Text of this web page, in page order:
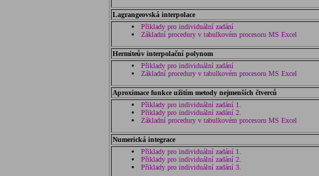
Lagrangeovská interpolace
Přiklady pro individuální zadání
Základní procedury v tabulkovém procesoru MS Excel
Hermiteův interpolační polynom
Přiklady pro individuální zadání
Základní procedury v tabulkovém procesoru MS Excel
Aproximace funkce užitím metody nejmenších čtverců
Přiklady pro individuální zadání 1.
Přiklady pro individuální zadání 2.
Základní procedury v tabulkovém procesoru MS Excel
Numerická integrace
Přiklady pro individuální zadání 1.
Přiklady pro individuální zadání 2.
Přiklady pro individuální zadání 3.